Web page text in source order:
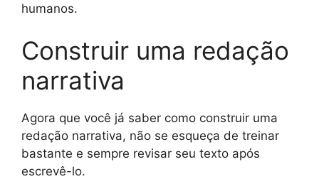
humanos.
Construir uma redação
narrativa
Agora que você já saber como construir uma
redação narrativa, não se esqueça de treinar
bastante e sempre revisar seu texto após
escrevê-lo.